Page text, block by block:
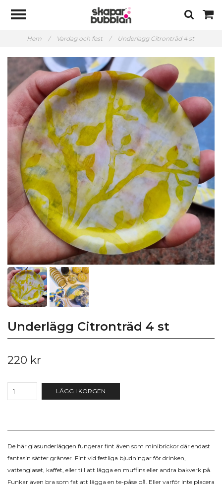
Hem / Vardag och fest / Underlägg Citronträd 4 st
Underlägg Citronträd 4 st
220 kr
LÄGG I KORGEN
De här glasunderläggen fungerar fint även som minibrickor där endast
fantasin sätter gränser. Fint vid festliga bjudningar för drinken,
vattenglaset, kaffet, eller till att lägga en muffins eller andra bakverk på.
Funkar även bra som fat att lägga en te-påse på. Eller varför inte placera